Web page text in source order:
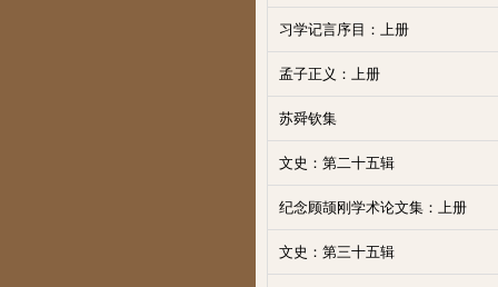
习学记言序目：上册
孟子正义：上册
苏舜钦集
文史：第二十五辑
纪念顾颉刚学术论文集：上册
文史：第三十五辑